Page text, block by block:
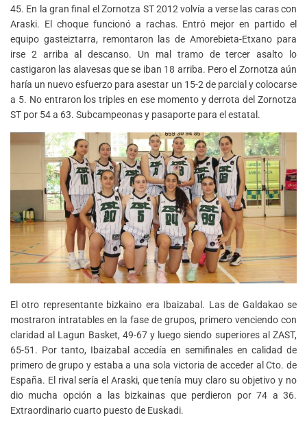
45. En la gran final el Zornotza ST 2012 volvía a verse las caras con
Araski. El choque funcionó a rachas. Entró mejor en partido el
equipo gasteiztarra, remontaron las de Amorebieta-Etxano para
irse 2 arriba al descanso. Un mal tramo de tercer asalto lo
castigaron las alavesas que se iban 18 arriba. Pero el Zornotza aún
haría un nuevo esfuerzo para asestar un 15-2 de parcial y colocarse
a 5. No entraron los triples en ese momento y derrota del Zornotza
ST por 54 a 63. Subcampeonas y pasaporte para el estatal.
El otro representante bizkaino era Ibaizabal. Las de Galdakao se
mostraron intratables en la fase de grupos, primero venciendo con
claridad al Lagun Basket, 49-67 y luego siendo superiores al ZAST,
65-51. Por tanto, Ibaizabal accedía en semifinales en calidad de
primero de grupo y estaba a una sola victoria de acceder al Cto. de
España. El rival sería el Araski, que tenía muy claro su objetivo y no
dio mucha opción a las bizkainas que perdieron por 74 a 36.
Extraordinario cuarto puesto de Euskadi.